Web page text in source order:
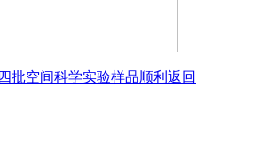
批空间科学实验样品顺利返回